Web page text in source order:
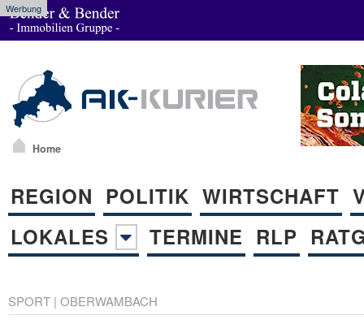
Werbung
Home
REGION POLITIK WIRTSCHAFT
LOKALES
TERMINE RLP
SPORT | OBERWAMBACH